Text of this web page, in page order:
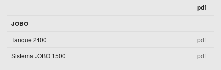
pdf
JOBO
Tanque 2400
pdf
Sistema JOBO 1500
pdf